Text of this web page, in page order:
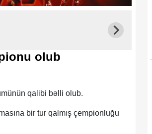
olub
qalibi bəlli olub.
bir tur qalmış çempionluğu